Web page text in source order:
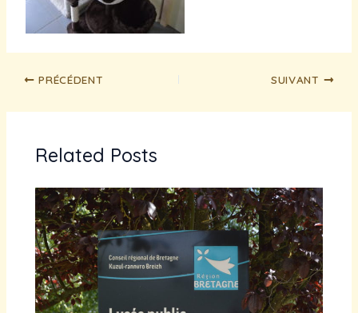
PRÉCÉDENT SUIVANT
Related Posts